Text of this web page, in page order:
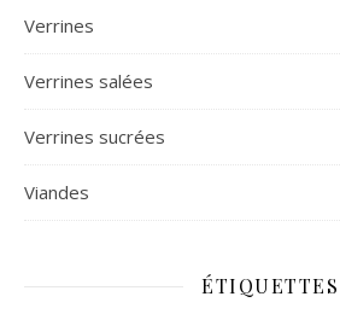
Verrines
Verrines salées
Verrines sucrées
Viandes
ÉTIQUETTES